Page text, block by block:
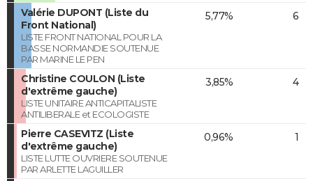
Valérie DUPONT (Liste du
Front National)
LISTE FRONT NATIONAL POUR LA
BASSE NORMANDIE SOUTENUE
PAR MARINE LE PEN
5,77% 6
Christine COULON (Liste
d'extrême gauche)
LISTE UNITAIRE ANTICAPITALISTE
ANTILIBERALE et ECOLOGISTE
3,85% 4
Pierre CASEVITZ (Liste
d'extrême gauche)
LISTE LUTTE OUVRIERE SOUTENUE
PAR ARLETTE LAGUILLER
0,96% 1